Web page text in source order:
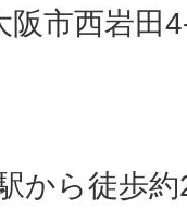
阪市西岩田
から徒歩